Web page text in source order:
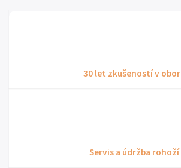
30 let zkušeností v
Servis a údržba rohoží